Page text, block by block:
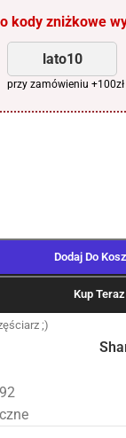
kody zniżkowe
lato10
przy zamówieniu +100zł
Dodaj Do
Kup Teraz
;)